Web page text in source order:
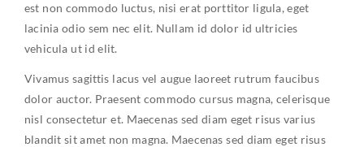
est non commodo luctus, nisi erat porttitor ligula, eget
lacinia odio sem nec elit. Nullam id dolor id ultricies
vehicula ut id elit.
Vivamus sagittis lacus vel augue laoreet rutrum faucibus
dolor auctor. Praesent commodo cursus magna, celerisque
nisl consectetur et. Maecenas sed diam eget risus varius
blandit sit amet non magna. Maecenas sed diam eget risus